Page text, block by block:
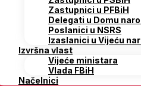
Zastupnici u PFBiH
Delegati u Domu
Poslanici u NSRS
Izaslanici u Vijeću
Izvršna vlast
Vijeće ministara
Vlada FBiH
Načelnici